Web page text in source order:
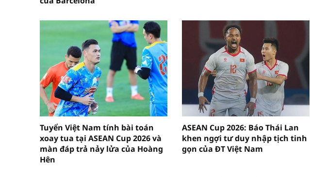
Tuyển Việt Nam tính bài toán
xoay tua tại ASEAN Cup 2026 và
màn đáp trả nảy lửa của Hoàng
Hên
ASEAN Cup 2026: Báo Thái Lan
khen ngợi tư duy nhập tịch tinh
gọn của ĐT Việt Nam